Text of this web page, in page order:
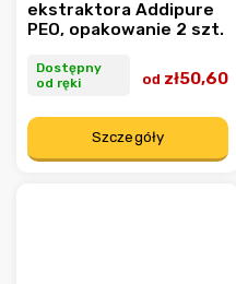
ekstraktora Addipure
PEO, opakowanie 2 szt.
Dostępny
od ręki
od zł50,60
Szczegóły